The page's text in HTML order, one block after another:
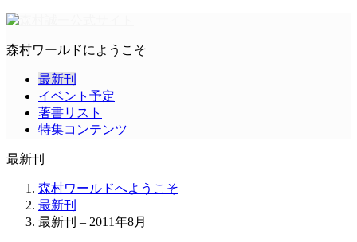
森村ワールドにようこそ
最新刊
イベント予定
著書リスト
特集コンテンツ
最新刊
森村ワールドへようこそ
最新刊
最新刊 – 2011年8月